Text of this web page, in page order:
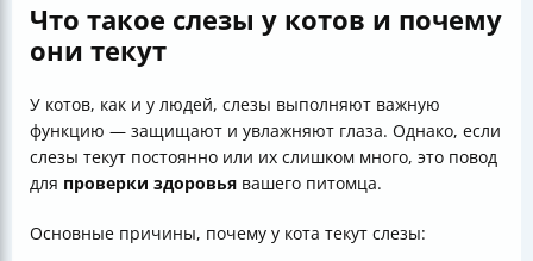
Что такое слезы у котов и почему
они текут
У котов, как и у людей, слезы выполняют важную
функцию — защищают и увлажняют глаза. Однако, если
слезы текут постоянно или их слишком много, это повод
для проверки здоровья вашего питомца.
Основные причины, почему у кота текут слезы: